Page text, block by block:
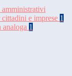
amministrativi
e imprese 1
1